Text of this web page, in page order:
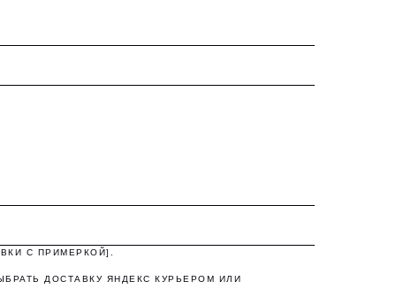
С ПРИМЕРКОЙ].
ДОСТАВКУ ЯНДЕКС КУРЬЕРОМ ИЛИ